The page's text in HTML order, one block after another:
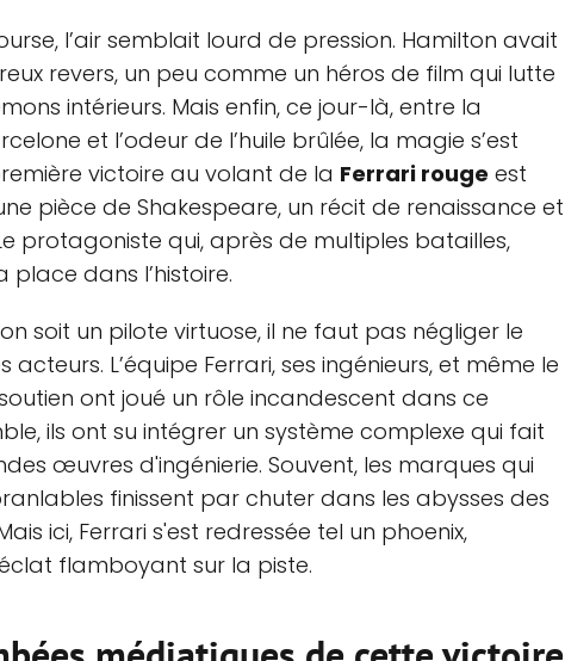
l’air semblait lourd de pression. Hamilton avait
revers, un peu comme un héros de film qui lutte
intérieurs. Mais enfin, ce jour-là, entre la
et l’odeur de l’huile brûlée, la magie s’est
victoire au volant de la Ferrari rouge est
pièce de Shakespeare, un récit de renaissance et
protagoniste qui, après de multiples batailles,
place dans l’histoire.
soit un pilote virtuose, il ne faut pas négliger le
acteurs. L’équipe Ferrari, ses ingénieurs, et même le
ont joué un rôle incandescent dans ce
ils ont su intégrer un système complexe qui fait
œuvres d'ingénierie. Souvent, les marques qui
finissent par chuter dans les abysses des
ici, Ferrari s'est redressée tel un phoenix,
flamboyant sur la piste.